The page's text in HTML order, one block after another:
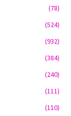
(78)
(524)
(932)
(384)
(240)
(111)
(110)